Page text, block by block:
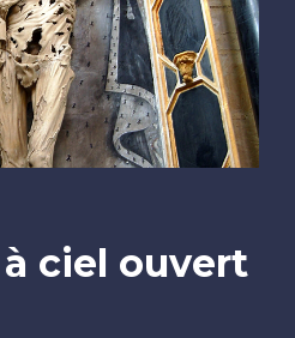
ciel ouvert